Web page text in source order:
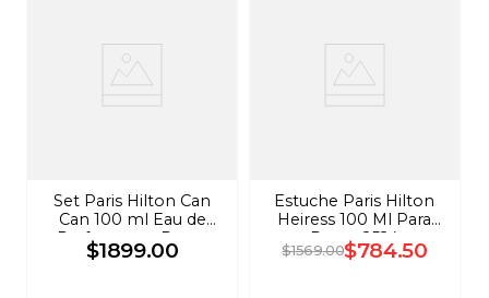
Set Paris Hilton Can
Can 100 ml Eau de
Parfum para Dama
2419
$1899.00
Estuche Paris Hilton
Heiress 100 Ml Para
Dama 2524
$1569.00$784.50